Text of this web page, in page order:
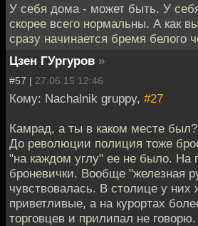
У себя дома - может быть. У
скорее всего нормальны. А как
сразу начинается бремя белого
Цзен ГУргуров »
#57 | 27.06.15 12:46
Кому: Nachalnik gruppy, #27
Камрад, а ты в каком месте был?
До революции полиция тоже
"на каждом углу" ее не было. На
броневички. Вообще "железная
чувствовалась. В столице у них
приветливые, а на курортах
торговцев и прилипал не говорю.